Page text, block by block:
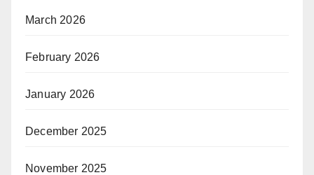
March 2026
February 2026
January 2026
December 2025
November 2025